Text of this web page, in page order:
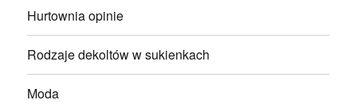
Hurtownia opinie
Rodzaje dekoltów w sukienkach
Moda